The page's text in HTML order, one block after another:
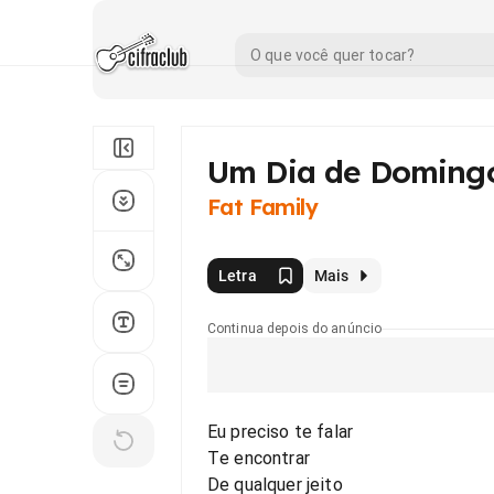
Um Dia de
Fat Family
Letra Mais
Continua depois do anúncio
Eu preciso te falar
Te encontrar
De qualquer jeito